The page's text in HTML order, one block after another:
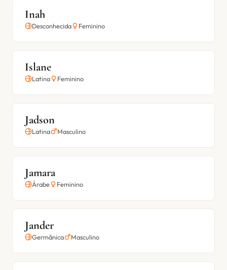
Inah
Desconhecida Feminino
Islane
Latina Feminino
Jadson
Latina Masculino
Jamara
Árabe Feminino
Jander
Germânica Masculino